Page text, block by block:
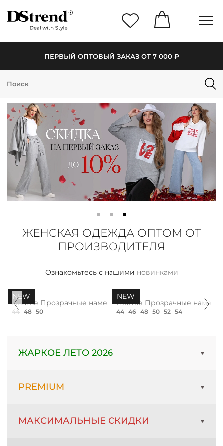
ПЕРВЫЙ ОПТОВЫЙ ЗАКАЗ ОТ 7 000 ₽
КАТАЛОГ
НОВИНКИ
PREMIUM
РАСПРОДАЖА
КОНТАКТЫ
ЖУРНАЛ
О НАС
ЧАСТО ЗАДАВАЕМЫЕ ВОПРОСЫ
ОПТОВЫМ ПОКУПАТЕЛЯМ
РОЗНИЧНЫМ ПОКУПАТЕЛЯМ
ЖЕНСКАЯ ОДЕЖДА ОПТОМ ОТ
ПРОИЗВОДИТЕЛЯ
Ознакомьтесь с нашими новинками
нью
NEW
Платье Прозрачные намерения, сирень топ
44 48 50
NEW
Платье Прозрачные
44 46 48 50 52 54
ЖАРКОЕ ЛЕТО 2026
PREMIUM
МАКСИМАЛЬНЫЕ СКИДКИ